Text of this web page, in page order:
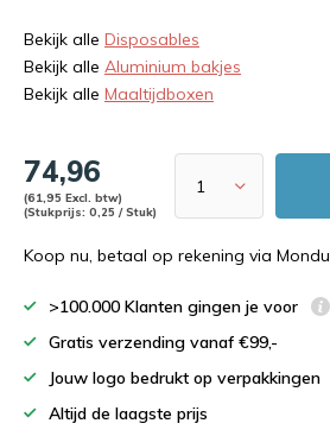
Bekijk alle Disposables
Bekijk alle Aluminium bakjes
Bekijk alle Maaltijdboxen
74,96
(61,95 Excl. btw)
(Stukprijs: 0,25 / Stuk)
Koop nu, betaal op rekening via Mondu
>100.000 Klanten gingen je voor
Gratis verzending vanaf €99,-
Jouw logo bedrukt op verpakkingen
Altijd de laagste prijs